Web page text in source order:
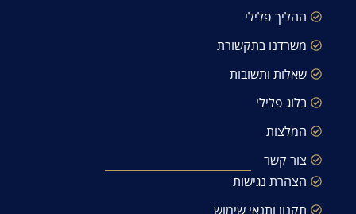
ההליך פלילי
משרדנו בתקשורת
שאלות ותשובות
בלוג פלילי
המלצות
צור קשר
הצהרת נגישות
תקנון ותנאי שימוש